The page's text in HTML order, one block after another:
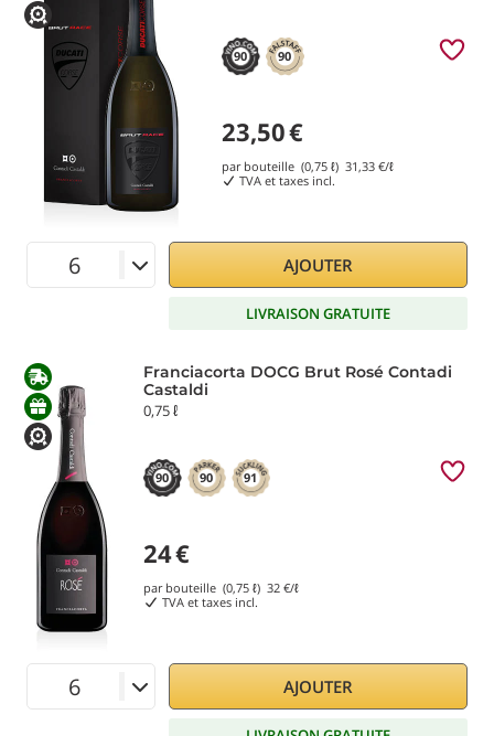
90 90
23,50€
par bouteille (0,75 ℓ) 31,33€/ℓ
TVA et taxes incl.
AJOUTER
LIVRAISON GRATUITE
Franciacorta DOCG Brut Rosé Contadi
Castaldi
0,75 ℓ
90 90 91
24€
par bouteille (0,75 ℓ) 32 €/ℓ
TVA et taxes incl.
AJOUTER